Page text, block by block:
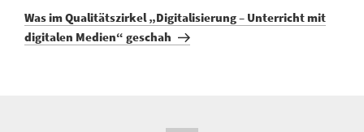
Was im Qualitätszirkel „Digitalisierung – Unterricht mit
digitalen Medien“ geschah